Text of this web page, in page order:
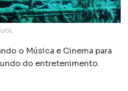
o Música e Cinema para
do entretenimento.